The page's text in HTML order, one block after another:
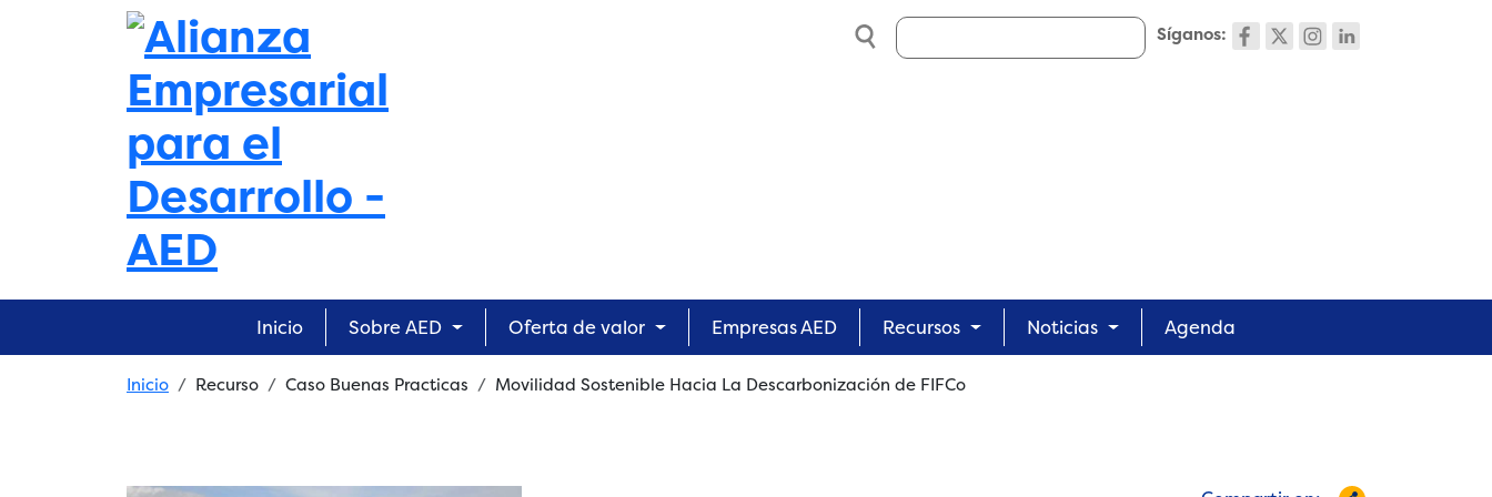
Skip to main content
Síganos:
Search
Main navigation
Inicio Sobre AED Oferta de valor Empresas AED Recursos Noticias Agenda
Breadcrumb
Inicio Recurso Caso Buenas Practicas Movilidad Sostenible Hacia La Descarbonización de FIFCo